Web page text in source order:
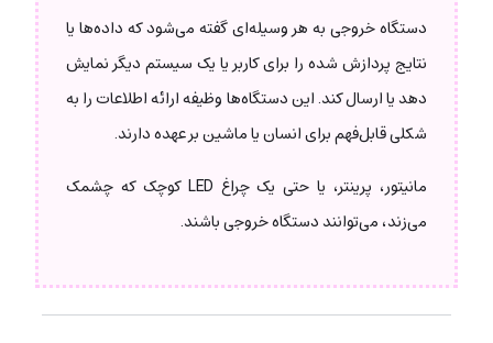
دستگاه خروجی به هر وسیله‌ای گفته می‌شود که داده‌ها یا
نتایج پردازش شده را برای کاربر یا یک سیستم دیگر نمایش
دهد یا ارسال کند. این دستگاه‌ها وظیفه ارائه اطلاعات را به
شکلی قابل‌فهم برای انسان یا ماشین بر عهده دارند.
مانیتور، پرینتر، یا حتی یک چراغ LED کوچک که چشمک
می‌زند، می‌توانند دستگاه خروجی باشند.